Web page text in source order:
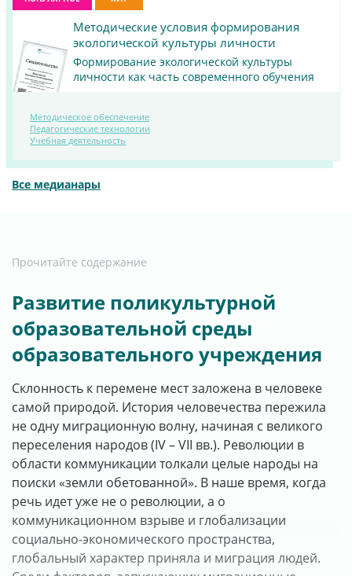
ПОСМОТРЕТЬ
МАТЕРИАЛ
Методические условия формирования
экологической культуры личности
Формирование экологической культуры
личности как часть современного обучения
Методическое обеспечение
Педагогические технологии
Учебная деятельность
Все медианары
Прочитайте содержание
Развитие поликультурной
образовательной среды
образовательного учреждения
Склонность к перемене мест заложена в человеке
самой природой. История человечества пережила
не одну миграционную волну, начиная с великого
переселения народов (IV – VII вв.). Революции в
области коммуникации толкали целые народы на
поиски «земли обетованной». В наше время, когда
речь идет уже не о революции, а о
коммуникационном взрыве и глобализации
социально-экономического пространства,
глобальный характер приняла и миграция людей.